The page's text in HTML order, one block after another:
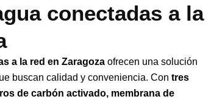
conectadas a la
a la red en Zaragoza ofrecen una solución
buscan calidad y conveniencia. Con tres
de carbón activado, membrana de